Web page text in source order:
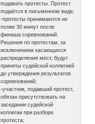
подавать протесты. Протест
подаётся в письменном виде;
-протесты принимаются не
позже 30 минут после
финиша соревнований.
Решения по протестам, за
исключением касающихся
распределения мест, будут
приняты судейской коллегией
до утверждения результатов
соревнований;
-участник, подавший протест,
обязан присутствовать на
заседании судейской
коллегии при разборе
протеста;